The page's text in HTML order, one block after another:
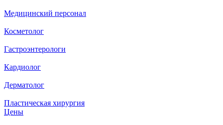
Медицинский персонал
Косметолог
Гастроэнтерологи
Кардиолог
Дерматолог
Пластическая хирургия
Цены